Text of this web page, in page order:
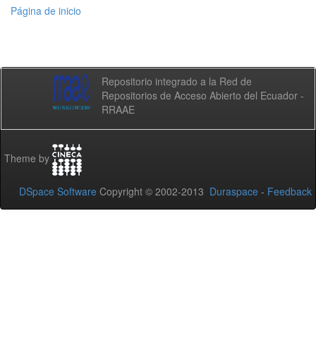
Página de inicio
Repositorio integrado a la Red de
Repositorios de Acceso Abierto del Ecuador -
RRAAE
Theme by
DSpace Software Copyright © 2002-2013 Duraspace - Feedback